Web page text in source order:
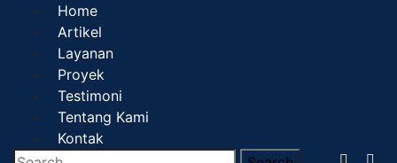
Home
Artikel
Layanan
Proyek
Testimoni
Tentang Kami
Kontak